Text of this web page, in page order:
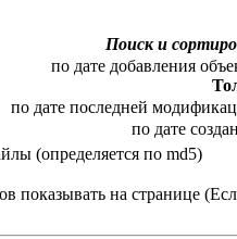
Поиск и
по дате добавления
по дате последней
по дате
(определяется по md5)
показывать на странице